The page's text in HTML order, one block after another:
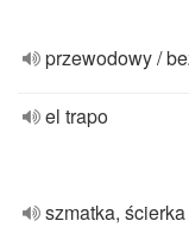
przewodowy /
el trapo
szmatka, ścierka